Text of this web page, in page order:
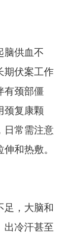
脑供血不
期伏案工作
有颈部僵
颈复康颗
日常需注意
和热敷。
足，大脑和
出冷汗甚至